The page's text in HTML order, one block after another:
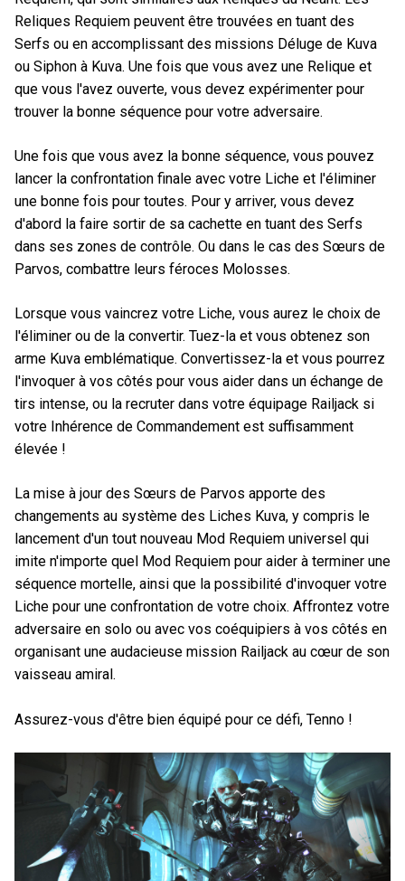
Reliques Requiem peuvent être trouvées en tuant des
Serfs ou en accomplissant des missions Déluge de Kuva
ou Siphon à Kuva. Une fois que vous avez une Relique et
que vous l'avez ouverte, vous devez expérimenter pour
trouver la bonne séquence pour votre adversaire.
Une fois que vous avez la bonne séquence, vous pouvez
lancer la confrontation finale avec votre Liche et l'éliminer
une bonne fois pour toutes. Pour y arriver, vous devez
d'abord la faire sortir de sa cachette en tuant des Serfs
dans ses zones de contrôle. Ou dans le cas des Sœurs de
Parvos, combattre leurs féroces Molosses.
Lorsque vous vaincrez votre Liche, vous aurez le choix de
l'éliminer ou de la convertir. Tuez-la et vous obtenez son
arme Kuva emblématique. Convertissez-la et vous pourrez
l'invoquer à vos côtés pour vous aider dans un échange de
tirs intense, ou la recruter dans votre équipage Railjack si
votre Inhérence de Commandement est suffisamment
élevée !
La mise à jour des Sœurs de Parvos apporte des
changements au système des Liches Kuva, y compris le
lancement d'un tout nouveau Mod Requiem universel qui
imite n'importe quel Mod Requiem pour aider à terminer une
séquence mortelle, ainsi que la possibilité d'invoquer votre
Liche pour une confrontation de votre choix. Affrontez votre
adversaire en solo ou avec vos coéquipiers à vos côtés en
organisant une audacieuse mission Railjack au cœur de son
vaisseau amiral.
Assurez-vous d'être bien équipé pour ce défi, Tenno !